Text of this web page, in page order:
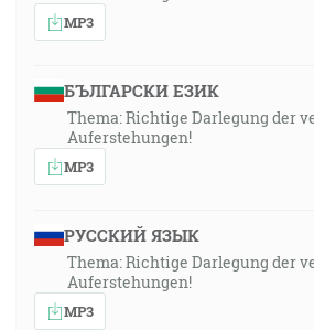
MP3
БЪЛГАРСКИ ЕЗИК
Thema: Richtige Darlegung der
Auferstehungen!
MP3
РУССКИЙ ЯЗЫК
Thema: Richtige Darlegung der
Auferstehungen!
MP3